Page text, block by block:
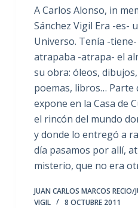
A Carlos Alonso, in
Sánchez Vigil Era -es-
Universo. Tenía -
atrapaba -atrapa- el
su obra: óleos,
poemas, libros… Parte
expone en la Casa de
el rincón del mundo
y donde lo entregó a
día pasamos por allí,
misterio, que no era
JUAN CARLOS MARCOS RECIO/
VIGIL
8 OCTUBRE 2011